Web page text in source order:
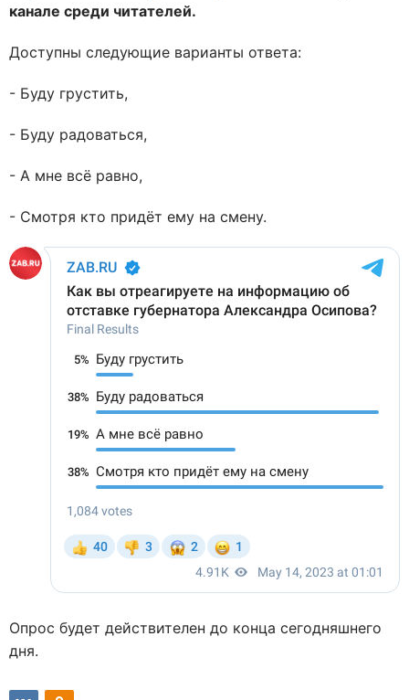
канале среди читателей.
Доступны следующие варианты ответа:
- Буду грустить,
- Буду радоваться,
- А мне всё равно,
- Смотря кто придёт ему на смену.
Опрос будет действителен до конца сегодняшнего
дня.